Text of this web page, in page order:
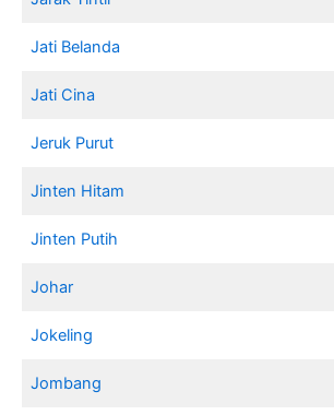
Jati Belanda
Jati Cina
Jeruk Purut
Jinten Hitam
Jinten Putih
Johar
Jokeling
Jombang